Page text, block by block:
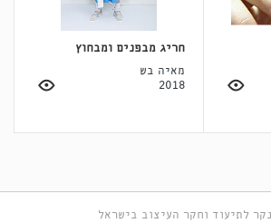
חריג מבפנים ומבחוץ
מאיה בש
2018
לתיעוד וחקר העיצוב בישראל